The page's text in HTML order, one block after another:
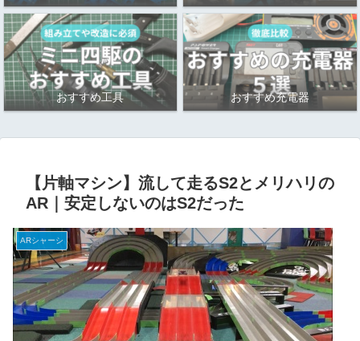
おすすめ工具 おすすめ充電器
【片軸マシン】流して走るS2とメリハリの
AR｜安定しないのはS2だった
ARシャーシ